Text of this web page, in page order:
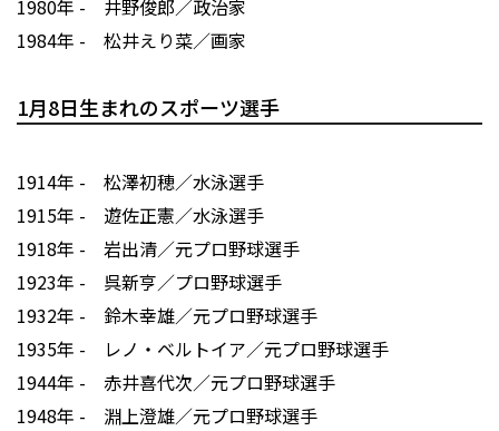
1980年 - 井野俊郎／政治家
1984年 - 松井えり菜／画家
1月8日生まれのスポーツ選手
1914年 - 松澤初穂／水泳選手
1915年 - 遊佐正憲／水泳選手
1918年 - 岩出清／元プロ野球選手
1923年 - 呉新亨／プロ野球選手
1932年 - 鈴木幸雄／元プロ野球選手
1935年 - レノ・ベルトイア／元プロ野球選手
1944年 - 赤井喜代次／元プロ野球選手
1948年 - 淵上澄雄／元プロ野球選手